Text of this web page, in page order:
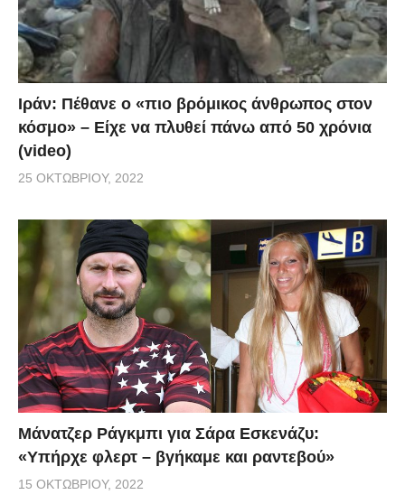
Ιράν: Πέθανε ο «πιο βρόμικος άνθρωπος στον
κόσμο» – Είχε να πλυθεί πάνω από 50 χρόνια
(video)
25 ΟΚΤΩΒΡΊΟΥ, 2022
Μάνατζερ Ράγκμπι για Σάρα Εσκενάζυ:
«Υπήρχε φλερτ – βγήκαμε και ραντεβού»
15 ΟΚΤΩΒΡΊΟΥ, 2022